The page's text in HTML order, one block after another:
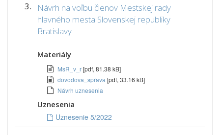
3.
Návrh na voľbu členov Mestskej rady
hlavného mesta Slovenskej republiky
Bratislavy
Materiály
MsR_v_r[pdf, 81.38 kB]
dovodova_sprava [pdf, 33.16 kB]
Návrh uznesenia
Uznesenia
Uznesenie 5/2022